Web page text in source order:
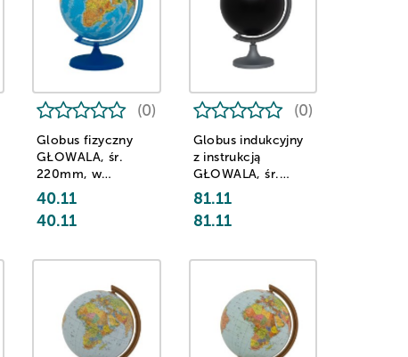
Globus fizyczny
GŁOWALA, śr.
220mm, w
pudełku, z aplikacją
AR
(0)
40.11
40.11
Globus indukcyjny
z instrukcją
GŁOWALA, śr.
250mm, w pudełku
(0)
81.11
81.11